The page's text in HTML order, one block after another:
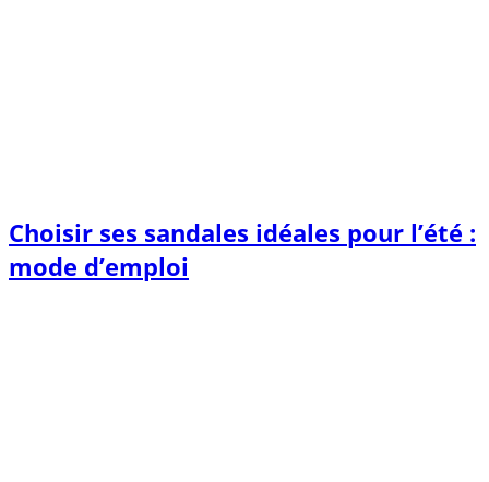
Choisir ses sandales idéales pour l’été :
mode d’emploi